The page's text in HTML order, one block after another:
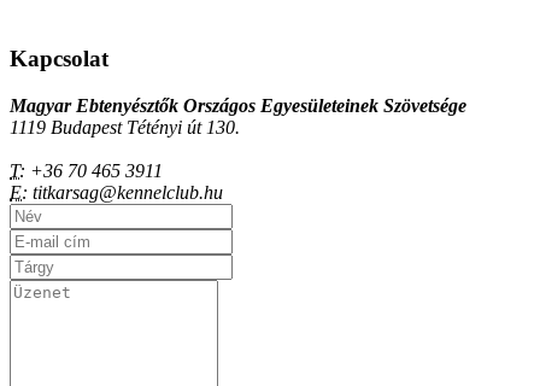
Kapcsolat
Magyar Ebtenyésztők Országos Egyesületeinek Szövetsége
1119 Budapest Tétényi út 130.
T: +36 70 465 3911
E: titkarsag@kennelclub.hu